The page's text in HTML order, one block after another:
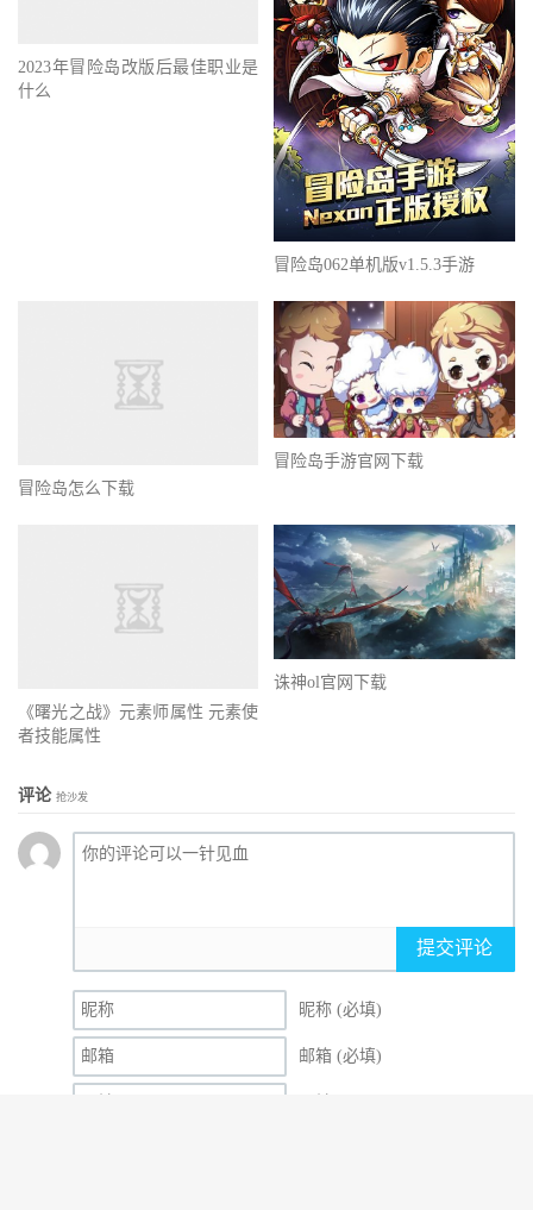
2023年冒险岛改版后最佳职业是
什么
冒险岛062单机版v1.5.3手游
冒险岛怎么下载
冒险岛手游官网下载
《曙光之战》元素师属性 元素使
者技能属性
诛神ol官网下载
评论 抢沙发
提交评论
昵称 (必填)
邮箱 (必填)